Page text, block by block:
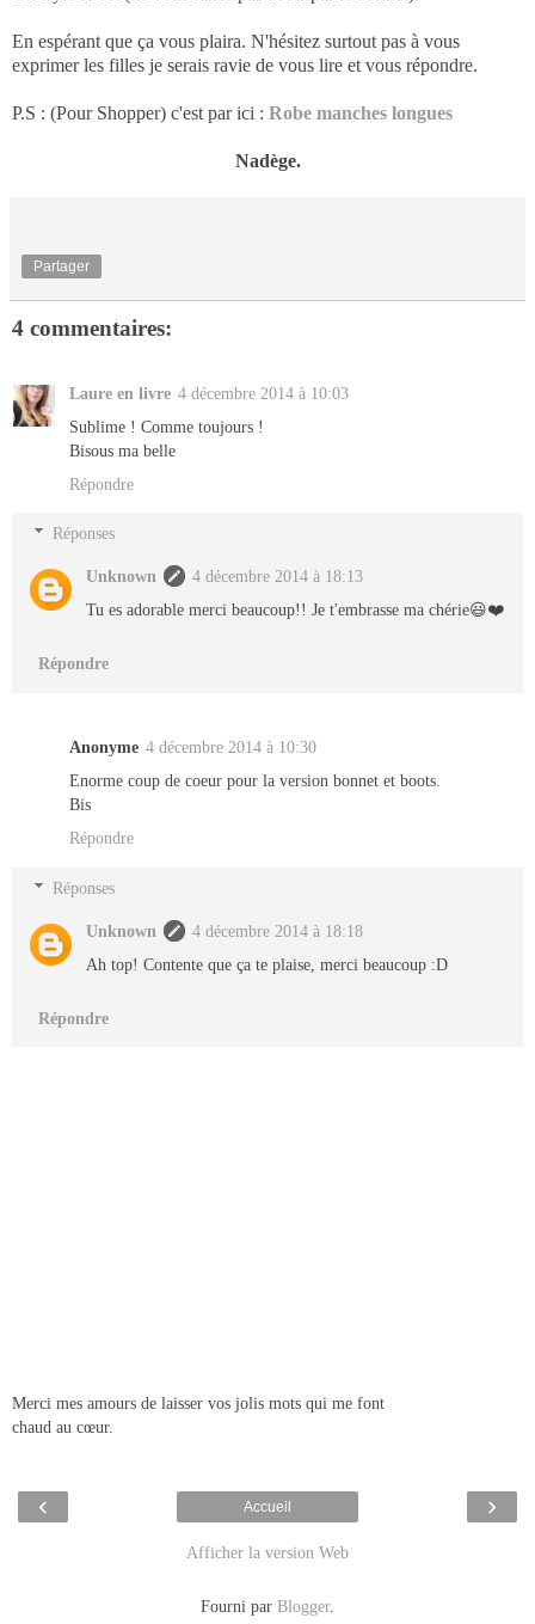
En espérant que ça vous plaira. N'hésitez surtout pas à vous
exprimer les filles je serais ravie de vous lire et vous répondre.
P.S : (Pour Shopper) c'est par ici : Robe manches longues
Nadège.
Partager
4 commentaires:
Laure en livre 4 décembre 2014 à 10:03
Sublime ! Comme toujours !
Bisous ma belle
Répondre
Réponses
Unknown
4 décembre 2014 à 18:13
Tu es adorable merci beaucoup!! Je t'embrasse ma chérie😃❤️
Répondre
Anonyme 4 décembre 2014 à 10:30
Enorme coup de coeur pour la version bonnet et boots.
Bis
Répondre
Réponses
Unknown
4 décembre 2014 à 18:18
Ah top! Contente que ça te plaise, merci beaucoup :D
Répondre
Merci mes amours de laisser vos jolis mots qui me font
chaud au cœur.
‹ ›
Accueil
Afficher la version Web
Fourni par Blogger.